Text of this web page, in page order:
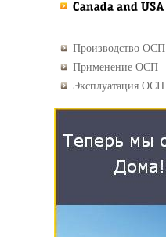
Производство ОСП
Применение ОСП
Эксплуатация ОСП